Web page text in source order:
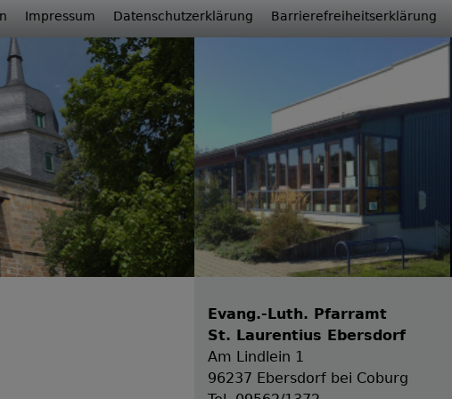
Impressum Datenschutzerklärung Barrierefreiheitserklärung
Evang.-Luth. Pfarramt
St. Laurentius Ebersdorf
Am Lindlein 1
96237 Ebersdorf bei Coburg